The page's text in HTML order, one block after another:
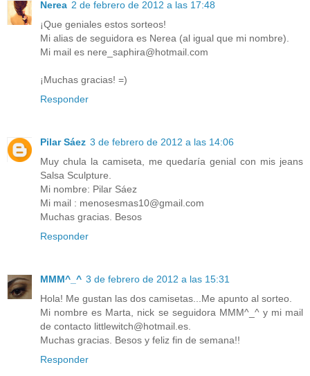
Nerea 2 de febrero de 2012 a las 17:48
¡Que geniales estos sorteos!
Mi alias de seguidora es Nerea (al igual que mi nombre).
Mi mail es nere_saphira@hotmail.com
¡Muchas gracias! =)
Responder
Pilar Sáez 3 de febrero de 2012 a las 14:06
Muy chula la camiseta, me quedaría genial con mis jeans
Salsa Sculpture.
Mi nombre: Pilar Sáez
Mi mail : menosesmas10@gmail.com
Muchas gracias. Besos
Responder
MMM^_^ 3 de febrero de 2012 a las 15:31
Hola! Me gustan las dos camisetas...Me apunto al sorteo.
Mi nombre es Marta, nick se seguidora MMM^_^ y mi mail
de contacto littlewitch@hotmail.es.
Muchas gracias. Besos y feliz fin de semana!!
Responder